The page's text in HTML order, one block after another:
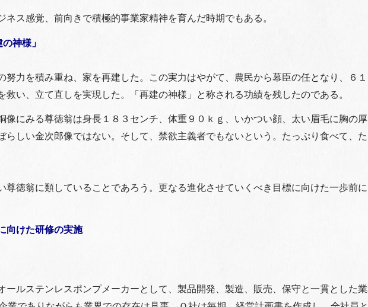
ス感覚、前向きで積極的事業家精神を育んだ時期でもある。
神様」
努力を積み重ね、家を再建した。この実力はやがて、農民から幕臣の任となり、６
い、立て直しを実現した。「再建の神様」と称される功績を残したのである。
像にみる尊徳翁は身長１８３センチ、体重９０ｋｇ、いかつい顔、太い眉毛に胸の
らしい金次郎像ではない。そして、禁欲主義者でもないという。たっぷり食べて、た
尊徳翁に類していることであろう。更なる進化させていくべき目標に向けた一歩前
向けた研修の実施
ールステンレスポンプメーカーとして、製品開発、製造、販売、保守と一貫とした